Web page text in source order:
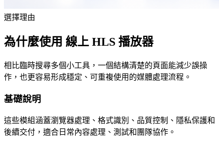
選擇理由
為什麼使用 線上 HLS 播放器
相比臨時搜尋多個小工具，一個結構清楚的頁面能減少誤操
作，也更容易形成穩定、可重複使用的媒體處理流程。
基礎說明
這些模組涵蓋瀏覽器處理、格式識別、品質控制、隱私保護和
後續交付，適合日常內容處理、測試和團隊協作。